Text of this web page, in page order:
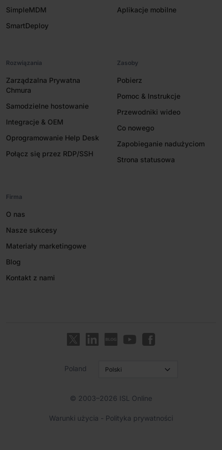
SimpleMDM
SmartDeploy
Aplikacje mobilne
Rozwiązania
Zarządzalna Prywatna
Chmura
Samodzielne hostowanie
Integracje & OEM
Oprogramowanie Help Desk
Połącz się przez RDP/SSH
Zasoby
Pobierz
Pomoc & Instrukcje
Przewodniki wideo
Co nowego
Zapobieganie nadużyciom
Strona statusowa
Firma
O nas
Nasze sukcesy
Materiały marketingowe
Blog
Kontakt z nami
Poland
© 2003–2026 ISL Online
Warunki użycia - Polityka prywatności